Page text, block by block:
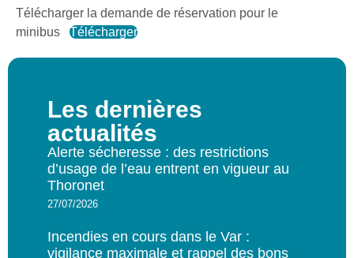
Télécharger la demande de réservation pour le
minibus
Télécharger
Les dernières
actualités
Alerte sécheresse : des restrictions
d’usage de l’eau entrent en vigueur au
Thoronet
27/07/2026
Incendies en cours dans le Var :
vigilance maximale et rappel des bons